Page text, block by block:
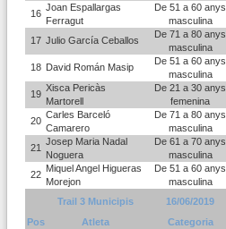
16
Joan Espallargas
Ferragut
De 51 a 60 anys
masculina
17 Julio García Ceballos
De 71 a 80 anys
masculina
18 David Román Masip
De 51 a 60 anys
masculina
19
Xisca Pericàs
Martorell
De 21 a 30 anys
femenina
20
Carles Barceló
Camarero
De 71 a 80 anys
masculina
21
Josep Maria Nadal
Noguera
De 61 a 70 anys
masculina
22
Miquel Angel Higueras
Morejon
De 51 a 60 anys
masculina
Trail 3 Municipis 16/06/2019
Pos
Atleta Categoria